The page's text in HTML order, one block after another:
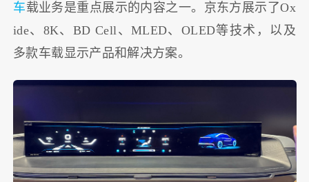
车载业务是重点展示的内容之一。京东方展示了Ox
ide、8K、BD Cell、MLED、OLED等技术，以及
多款车载显示产品和解决方案。